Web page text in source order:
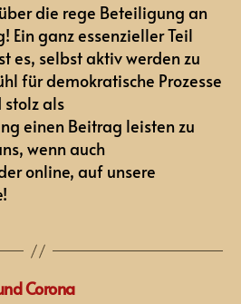
die rege Beteiligung an
Ein ganz essenzieller Teil
es, selbst aktiv werden zu
für demokratische Prozesse
stolz als
einen Beitrag leisten zu
wenn auch
online, auf unsere
Corona